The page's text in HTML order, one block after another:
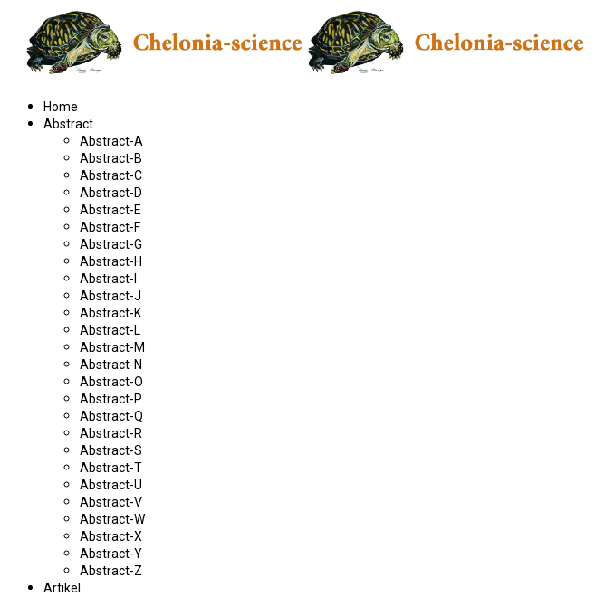
Home
Abstract
Abstract-A
Abstract-B
Abstract-C
Abstract-D
Abstract-E
Abstract-F
Abstract-G
Abstract-H
Abstract-I
Abstract-J
Abstract-K
Abstract-L
Abstract-M
Abstract-N
Abstract-O
Abstract-P
Abstract-Q
Abstract-R
Abstract-S
Abstract-T
Abstract-U
Abstract-V
Abstract-W
Abstract-X
Abstract-Y
Abstract-Z
Artikel